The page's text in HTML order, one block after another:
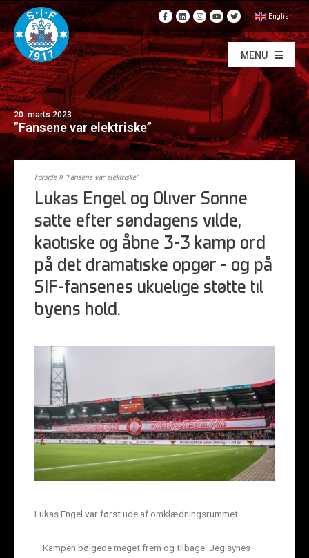
English
MENU
20. marts 2023
”Fansene var elektriske”
Forside» ”Fansene var elektriske”
Lukas Engel og Oliver Sonne
satte efter søndagens vilde,
kaotiske og åbne 3-3 kamp ord
på det dramatiske opgør – og på
SIF-fansenes ukuelige støtte til
byens hold.
Lukas Engel var først ude af omklædningsrummet.
– Kampen bølgede meget frem og tilbage. Jeg synes